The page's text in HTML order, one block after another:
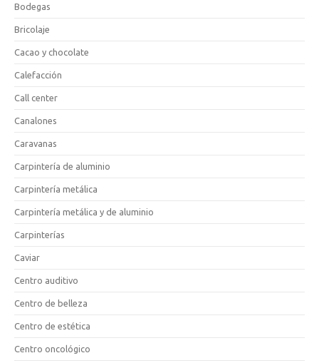
Bodegas
Bricolaje
Cacao y chocolate
Calefacción
Call center
Canalones
Caravanas
Carpintería de aluminio
Carpintería metálica
Carpintería metálica y de aluminio
Carpinterías
Caviar
Centro auditivo
Centro de belleza
Centro de estética
Centro oncológico